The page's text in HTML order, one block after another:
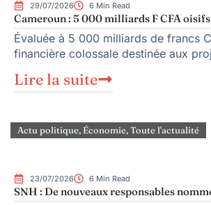
29/07/2026 6 Min Read
Cameroun : 5 000 milliards F CFA
Évaluée à 5 000 milliards de francs
financière colossale destinée aux
Lire la suite
Actu politique, Économie,Toute l'actualité
23/07/2026 6 Min Read
SNH : De nouveaux responsables